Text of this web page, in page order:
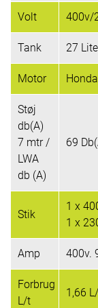
Volt 400v/
Tank 27
Motor
Støj
db(A)
7 mtr /
LWA
db (A)
69
Stik
1 x
1 x
Amp 400v.
Forbrug
L/t
1,66